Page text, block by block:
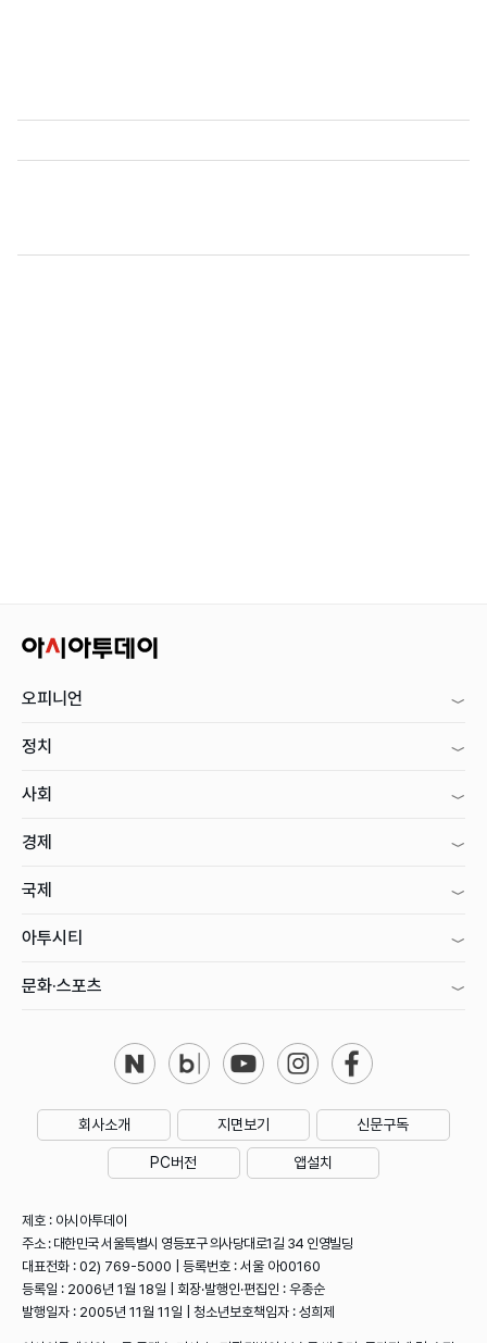
오피니언
정치
사회
경제
국제
아투시티
문화·스포츠
회사소개 지면보기 신문구독
PC버전 앱설치
제호 : 아시아투데이
주소 : 대한민국 서울특별시 영등포구 의사당대로1길 34 인영빌딩
대표전화 : 02) 769-5000 | 등록번호 : 서울 아00160
등록일 : 2006년 1월 18일 | 회장·발행인·편집인 : 우종순
발행일자 : 2005년 11월 11일 | 청소년보호책임자 : 성희제